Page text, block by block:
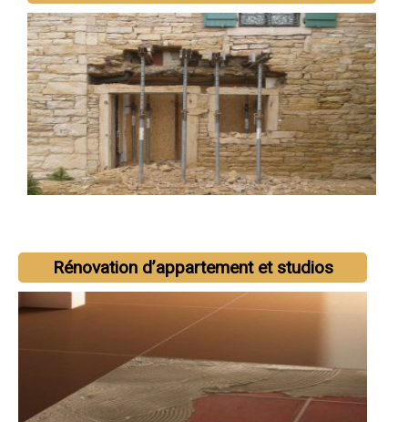
Rénovation d’appartement et studios